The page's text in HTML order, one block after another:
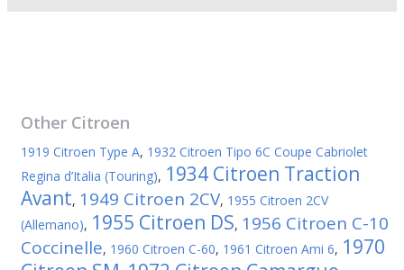
Other Citroen
1919 Citroen Type A, 1932 Citroen Tipo 6C Coupe Cabriolet
Regina d’Italia (Touring), 1934 Citroen Traction
Avant, 1949 Citroen 2CV, 1955 Citroen 2CV
(Allemano), 1955 Citroen DS, 1956 Citroen C-10
Coccinelle, 1960 Citroen C-60, 1961 Citroen Ami 6, 1970